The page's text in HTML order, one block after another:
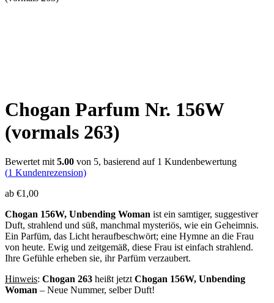
Chogan Parfum Nr. 156W
(vormals 263)
Bewertet mit 5.00 von 5, basierend auf 1 Kundenbewertung
(1 Kundenrezension)
ab €1,00
Chogan 156W, Unbending Woman ist ein samtiger, suggestiver
Duft, strahlend und süß, manchmal mysteriös, wie ein Geheimnis.
Ein Parfüm, das Licht heraufbeschwört; eine Hymne an die Frau
von heute. Ewig und zeitgemäß, diese Frau ist einfach strahlend.
Ihre Gefühle erheben sie, ihr Parfüm verzaubert.
Hinweis: Chogan 263 heißt jetzt Chogan 156W, Unbending
Woman – Neue Nummer, selber Duft!